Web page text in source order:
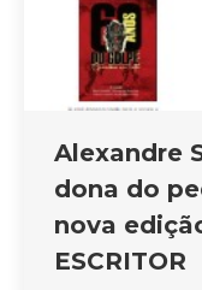
Alexandre
dona do
nova
ESCRITOR